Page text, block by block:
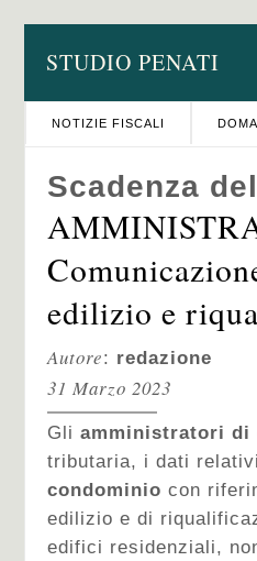
STUDIO PENATI
NOTIZIE FISCALI
Scadenza
edilizio e
Autore: redazione
31 Marzo 2023
Gli amministratori di
tributaria, i dati
condominio con
edilizio e di
edifici residenziali,